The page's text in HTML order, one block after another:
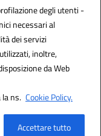
degli utenti -
necessari al
dei servizi
inoltre,
da Web
ns. Cookie Policy.
Accettare tutto
istsc_SAIC815005
S.r.l.
Italia